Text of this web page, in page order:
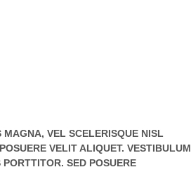
VEL SCELERISQUE NISL
VELIT ALIQUET. VESTIBULUM
SED POSUERE